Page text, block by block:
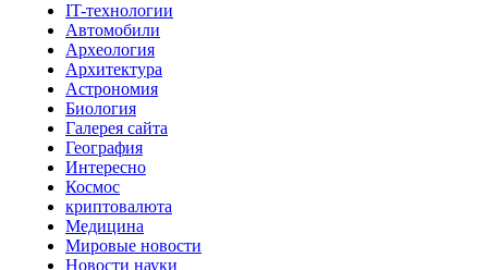
IT-технологии
Автомобили
Археология
Архитектура
Астрономия
Биология
Галерея сайта
География
Интересно
Космос
криптовалюта
Медицина
Мировые новости
Новости науки